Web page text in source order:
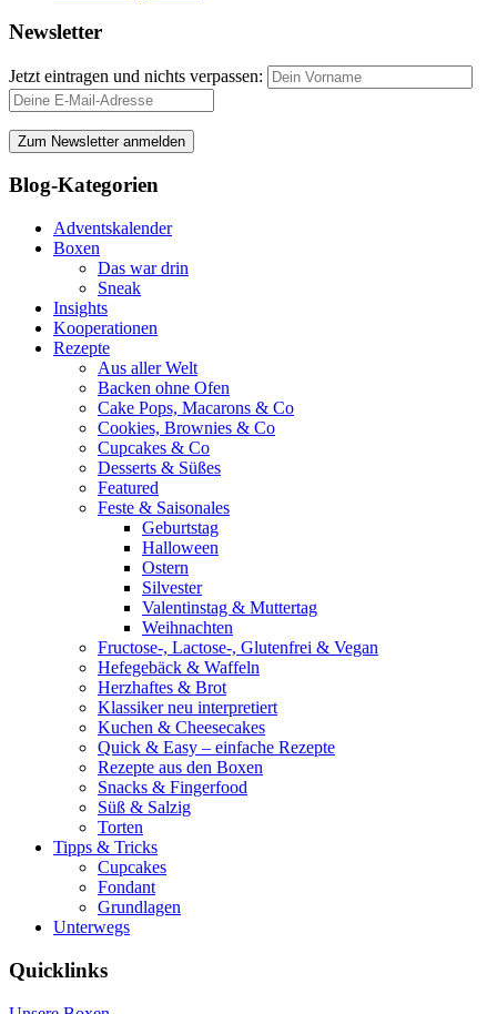
Newsletter
Jetzt eintragen und nichts verpassen:
Blog-Kategorien
Adventskalender
Boxen
Das war drin
Sneak
Insights
Kooperationen
Rezepte
Aus aller Welt
Backen ohne Ofen
Cake Pops, Macarons & Co
Cookies, Brownies & Co
Cupcakes & Co
Desserts & Süßes
Featured
Feste & Saisonales
Geburtstag
Halloween
Ostern
Silvester
Valentinstag & Muttertag
Weihnachten
Fructose-, Lactose-, Glutenfrei & Vegan
Hefegebäck & Waffeln
Herzhaftes & Brot
Klassiker neu interpretiert
Kuchen & Cheesecakes
Quick & Easy – einfache Rezepte
Rezepte aus den Boxen
Snacks & Fingerfood
Süß & Salzig
Torten
Tipps & Tricks
Cupcakes
Fondant
Grundlagen
Unterwegs
Quicklinks